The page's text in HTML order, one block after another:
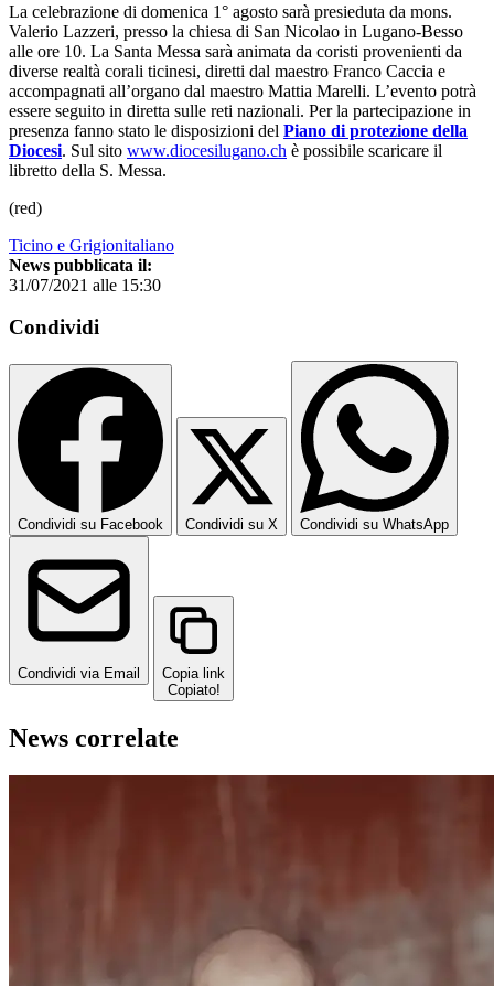
La celebrazione di domenica 1° agosto sarà presieduta da mons.
Valerio Lazzeri, presso la chiesa di San Nicolao in Lugano-Besso
alle ore 10. La Santa Messa sarà animata da coristi provenienti da
diverse realtà corali ticinesi, diretti dal maestro Franco Caccia e
accompagnati all’organo dal maestro Mattia Marelli. L’evento potrà
essere seguito in diretta sulle reti nazionali. Per la partecipazione in
presenza fanno stato le disposizioni del Piano di protezione della
Diocesi. Sul sito www.diocesilugano.ch è possibile scaricare il
libretto della S. Messa.
(red)
Ticino e Grigionitaliano
News pubblicata il:
31/07/2021 alle 15:30
Condividi
Condividi su Facebook Condividi su X Condividi su WhatsApp
Condividi via Email
Copia link
Copiato!
News correlate